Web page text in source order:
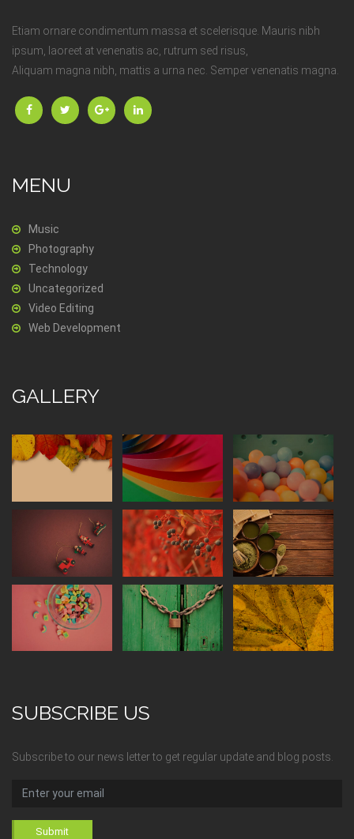
Etiam ornare condimentum massa et scelerisque. Mauris nibh
ipsum, laoreet at venenatis ac, rutrum sed risus,
Aliquam magna nibh, mattis a urna nec. Semper venenatis magna.
MENU
Music
Photography
Technology
Uncategorized
Video Editing
Web Development
GALLERY
SUBSCRIBE US
Subscribe to our news letter to get regular update and blog posts.
Submit